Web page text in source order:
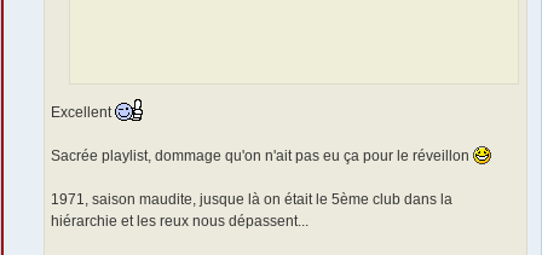
Excellent
Sacrée playlist, dommage qu'on n'ait pas eu ça pour le réveillon
1971, saison maudite, jusque là on était le 5ème club dans la
hiérarchie et les reux nous dépassent...